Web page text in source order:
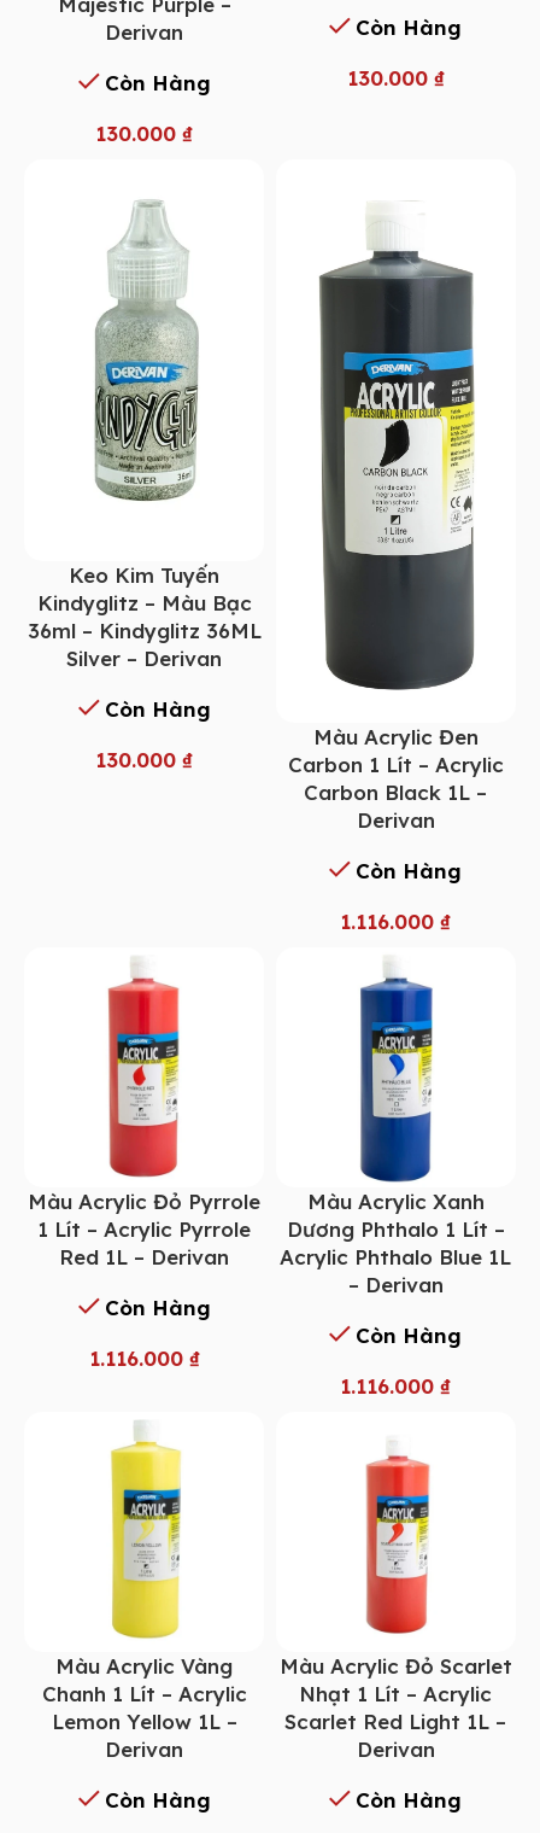
Derivan
Còn Hàng
130.000 ₫
Còn Hàng
130.000 ₫
Keo Kim Tuyến
Kindyglitz – Màu Bạc
36ml – Kindyglitz 36ML
Silver – Derivan
Còn Hàng
130.000 ₫
Màu Acrylic Đen
Carbon 1 Lít – Acrylic
Carbon Black 1L –
Derivan
Còn Hàng
1.116.000₫
Màu Acrylic Đỏ Pyrrole
1 Lít – Acrylic Pyrrole
Red 1L – Derivan
Còn Hàng
1.116.000 ₫
Màu Acrylic Xanh
Dương Phthalo 1 Lít –
Acrylic Phthalo Blue 1L
– Derivan
Còn Hàng
1.116.000₫
Màu Acrylic Vàng
Chanh 1 Lít – Acrylic
Lemon Yellow 1L –
Derivan
Còn Hàng
Màu Acrylic Đỏ Scarlet
Nhạt 1 Lít – Acrylic
Scarlet Red Light 1L –
Derivan
Còn Hàng